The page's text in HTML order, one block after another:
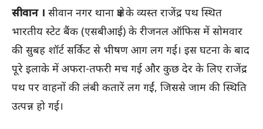
सीवान । सीवान नगर थाना क्षेत्र के व्यस्त राजेंद्र पथ स्थित
भारतीय स्टेट बैंक (एसबीआई) के रीजनल ऑफिस में सोमवार
की सुबह शॉर्ट सर्किट से भीषण आग लग गई। इस घटना के बाद
पूरे इलाके में अफरा-तफरी मच गई और कुछ देर के लिए राजेंद्र
पथ पर वाहनों की लंबी कतारें लग गईं, जिससे जाम की स्थिति
उत्पन्न हो गई।